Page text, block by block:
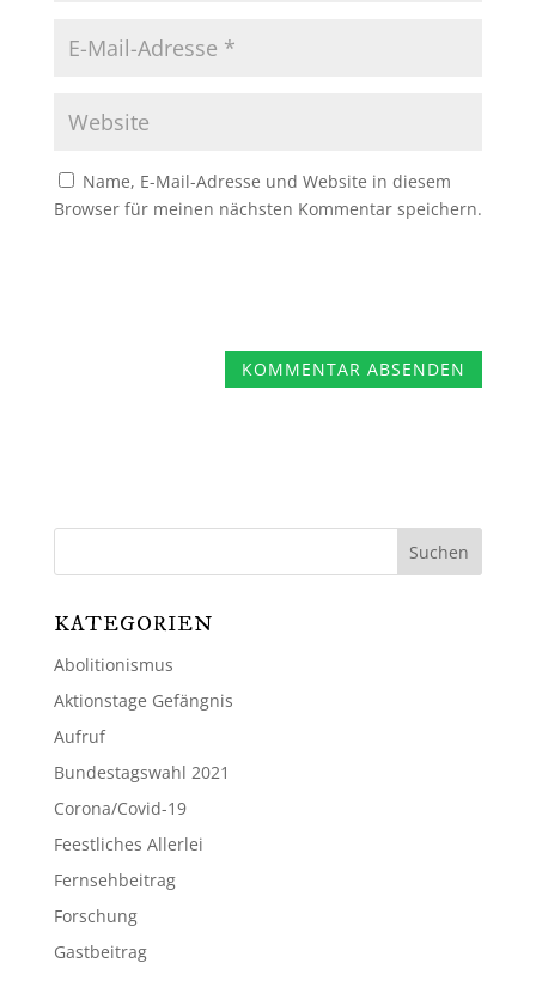
Name, E-Mail-Adresse und Website in diesem
Browser für meinen nächsten Kommentar speichern.
KATEGORIEN
Abolitionismus
Aktionstage Gefängnis
Aufruf
Bundestagswahl 2021
Corona/Covid-19
Feestliches Allerlei
Fernsehbeitrag
Forschung
Gastbeitrag